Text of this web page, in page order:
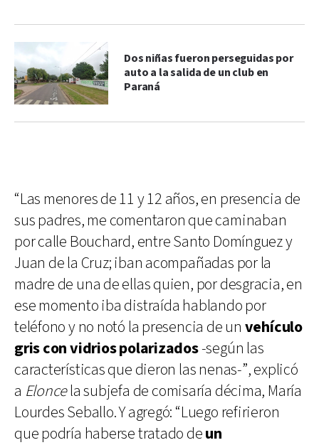
Dos niñas fueron perseguidas por
auto a la salida de un club en
Paraná
“Las menores de 11 y 12 años, en presencia de
sus padres, me comentaron que caminaban
por calle Bouchard, entre Santo Domínguez y
Juan de la Cruz; iban acompañadas por la
madre de una de ellas quien, por desgracia, en
ese momento iba distraída hablando por
teléfono y no notó la presencia de un vehículo
gris con vidrios polarizados-según las
características que dieron las nenas-”, explicó
a Eloncela subjefa de comisaría décima, María
Lourdes Seballo. Y agregó: “Luego refirieron
que podría haberse tratado deun